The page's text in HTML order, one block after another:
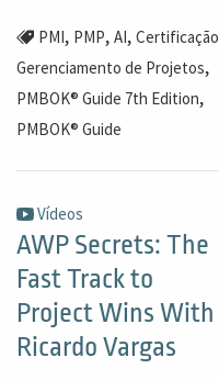
PMI, PMP, AI, Certificação
Gerenciamento de Projetos,
PMBOK® Guide 7th Edition,
PMBOK® Guide
Vídeos
AWP Secrets: The
Fast Track to
Project Wins With
Ricardo Vargas